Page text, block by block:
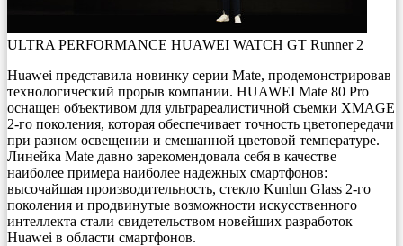
ULTRA PERFORMANCE HUAWEI WATCH GT Runner 2
Huawei представила новинку серии Mate, продемонстрировав
технологический прорыв компании. HUAWEI Mate 80 Pro
оснащен объективом для ультрареалистичной съемки XMAGE
2-го поколения, которая обеспечивает точность цветопередачи
при разном освещении и смешанной цветовой температуре.
Линейка Mate давно зарекомендовала себя в качестве
наиболее примера наиболее надежных смартфонов:
высочайшая производительность, стекло Kunlun Glass 2-го
поколения и продвинутые возможности искусственного
интеллекта стали свидетельством новейших разработок
Huawei в области смартфонов.